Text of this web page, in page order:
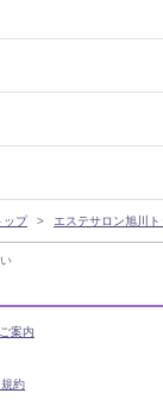
ップ エステサロン旭川ト
案内
約